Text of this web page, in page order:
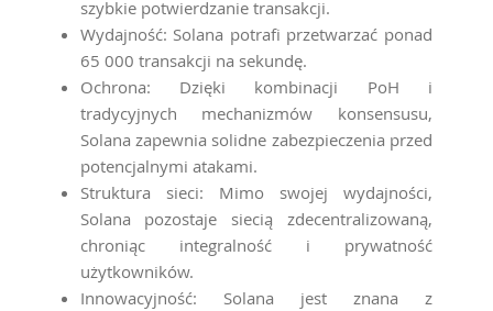
szybkie potwierdzanie transakcji.
Wydajność: Solana potrafi przetwarzać ponad
65 000 transakcji na sekundę.
Ochrona: Dzięki kombinacji PoH i
tradycyjnych mechanizmów konsensusu,
Solana zapewnia solidne zabezpieczenia przed
potencjalnymi atakami.
Struktura sieci: Mimo swojej wydajności,
Solana pozostaje siecią zdecentralizowaną,
chroniąc integralność i prywatność
użytkowników.
Innowacyjność: Solana jest znana z